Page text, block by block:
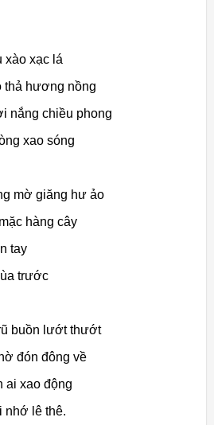
xào xạc lá
thả hương nồng
nắng chiều phong
xao sóng
mờ giăng hư ảo
hàng cây
tay
trước
buồn lướt thướt
đón đông về
ai xao động
nhớ lê thê.